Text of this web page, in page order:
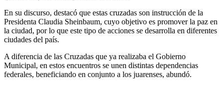
En su discurso, destacó que estas cruzadas son instrucción de la
Presidenta Claudia Sheinbaum, cuyo objetivo es promover la paz en
la ciudad, por lo que este tipo de acciones se desarrolla en diferentes
ciudades del país.
A diferencia de las Cruzadas que ya realizaba el Gobierno
Municipal, en estos encuentros se unen distintas dependencias
federales, beneficiando en conjunto a los juarenses, abundó.